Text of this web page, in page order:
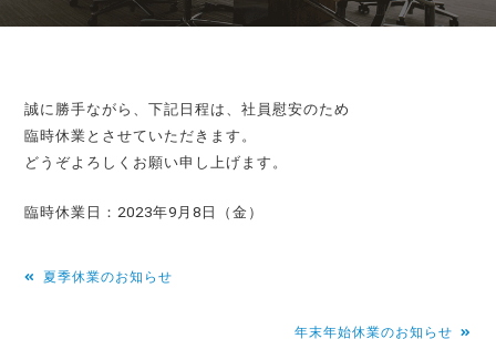
誠に勝手ながら、下記日程は、社員慰安のため
臨時休業とさせていただきます。
どうぞよろしくお願い申し上げます。
臨時休業日：2023年9月8日（金）
投夏季休業のお知らせ
年末年始休業のお知らせ